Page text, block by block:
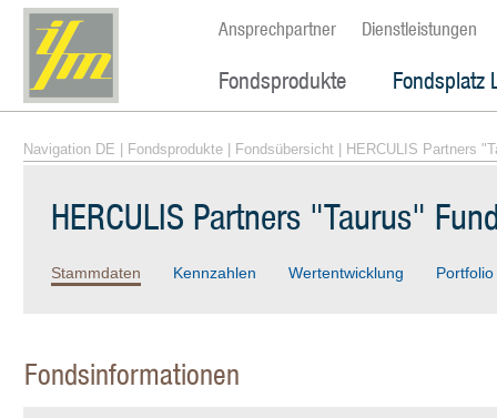
Ansprechpartner Dienstleistungen
Fondsprodukte Fondsplatz
Navigation DE Fondsprodukte Fondsübersicht | HERCULIS Partners
HERCULIS Partners "Taurus"
Stammdaten Kennzahlen Wertentwicklung Portfolio
Fondsinformationen